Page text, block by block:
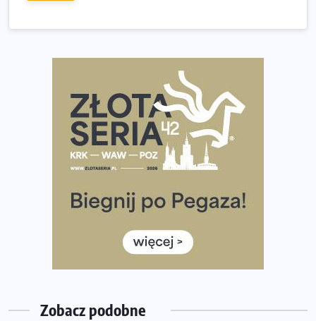
poradnik przed startem
Ile razy w tygodniu biegać? 3 treningi wystarczą? Jak
często biegać, żeby robić postępy
Już w ten weekend! Przed nami Nocny Portowy Maraton
i Półmaraton Szczeciński. Wszystko, co warto wiedzieć
European Marathon Classics – jak zweryfikować swój
listach startowych są jeszcze wolne miejsca
Jaki smartwatch dla biegaczy, którzy chcą też przy
okazji trenować pod HYROX?
Jak zaplanować domowe cardio bez przepełniania
Zobacz podobne